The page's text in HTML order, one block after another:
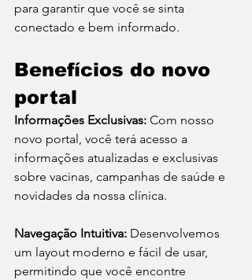
para garantir que você se sinta
conectado e bem informado.
Benefícios do novo
portal
Informações Exclusivas: Com nosso
novo portal, você terá acesso a
informações atualizadas e exclusivas
sobre vacinas, campanhas de saúde e
novidades da nossa clínica.
Navegação Intuitiva: Desenvolvemos
um layout moderno e fácil de usar,
permitindo que você encontre